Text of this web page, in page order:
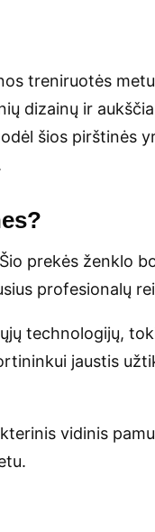
treniruotės
dizainų ir
šios pirštinės
prekės ženklo
profesionalų
technologijų,
jaustis
vidinis